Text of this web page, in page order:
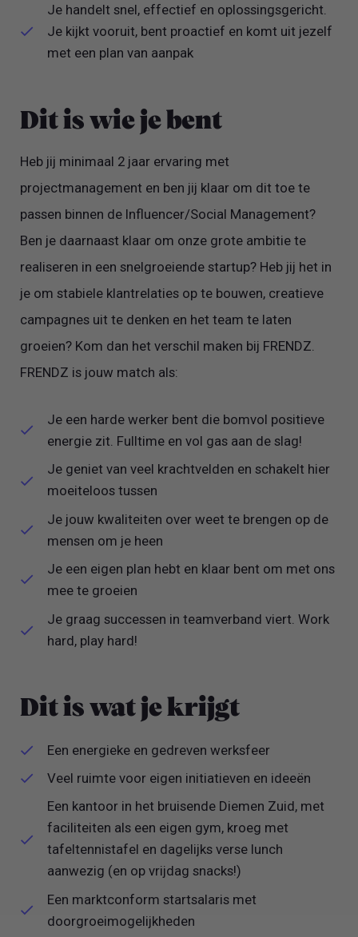
Je handelt snel, effectief en oplossingsgericht.
Je kijkt vooruit, bent proactief en komt uit jezelf
met een plan van aanpak
Dit is wie je bent
Heb jij minimaal 2 jaar ervaring met
projectmanagement en ben jij klaar om dit toe te
passen binnen de Influencer/Social Management?
Ben je daarnaast klaar om onze grote ambitie te
realiseren in een snelgroeiende startup? Heb jij het in
je om stabiele klantrelaties op te bouwen, creatieve
campagnes uit te denken en het team te laten
groeien? Kom dan het verschil maken bij FRENDZ.
FRENDZ is jouw match als:
Je een harde werker bent die bomvol positieve
energie zit. Fulltime en vol gas aan de slag!
Je geniet van veel krachtvelden en schakelt hier
moeiteloos tussen
Je jouw kwaliteiten over weet te brengen op de
mensen om je heen
Je een eigen plan hebt en klaar bent om met ons
mee te groeien
Je graag successen in teamverband viert. Work
hard, play hard!
Dit is wat je krijgt
Een energieke en gedreven werksfeer
Veel ruimte voor eigen initiatieven en ideeën
Een kantoor in het bruisende Diemen Zuid, met
faciliteiten als een eigen gym, kroeg met
tafeltennistafel en dagelijks verse lunch
aanwezig (en op vrijdag snacks!)
Een marktconform startsalaris met
doorgroeimogelijkheden